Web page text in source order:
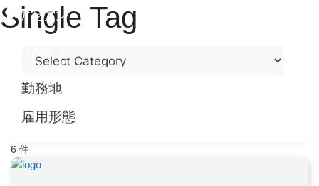
Single Tag
勤務地
雇用形態
6 件